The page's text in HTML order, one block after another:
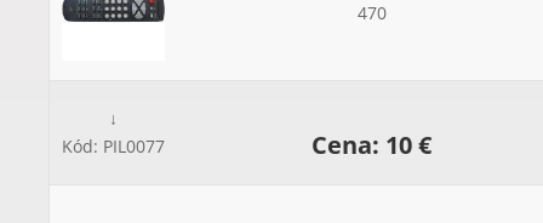
470
↓
Kód: PIL0077
Cena: 10 €